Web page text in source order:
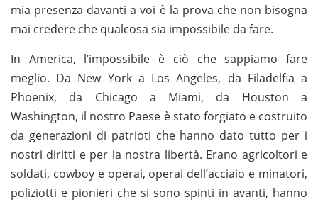
mia presenza davanti a voi è la prova che non bisogna
mai credere che qualcosa sia impossibile da fare.
In America, l’impossibile è ciò che sappiamo fare
meglio. Da New York a Los Angeles, da Filadelfia a
Phoenix, da Chicago a Miami, da Houston a
Washington, il nostro Paese è stato forgiato e costruito
da generazioni di patrioti che hanno dato tutto per i
nostri diritti e per la nostra libertà. Erano agricoltori e
soldati, cowboy e operai, operai dell’acciaio e minatori,
poliziotti e pionieri che si sono spinti in avanti, hanno